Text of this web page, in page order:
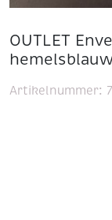
OUTLET
Artikelnummer: